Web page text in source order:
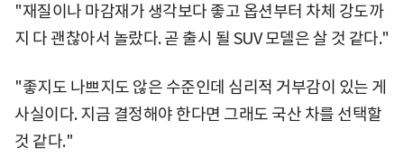
"재질이나 마감재가 생각보다 좋고 옵션부터 차체 강도까
지 다 괜찮아서 놀랐다. 곧 출시 될 SUV 모델은 살 것 같다."
"좋지도 나쁘지도 않은 수준인데 심리적 거부감이 있는 게
사실이다. 지금 결정해야 한다면 그래도 국산 차를 선택할
것 같다."